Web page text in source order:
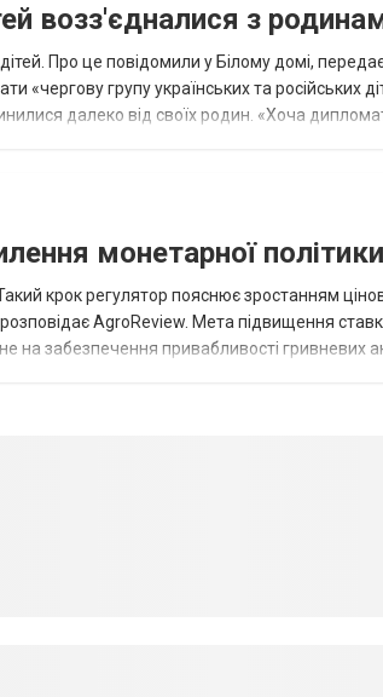
возз'єдналися з
Про це повідомили у Білому домі,
групу українських та російських
далеко від своїх родин. «Хоча
монетарної політики
крок регулятор пояснює зростанням
AgroReview. Мета підвищення
на забезпечення привабливості гривневих